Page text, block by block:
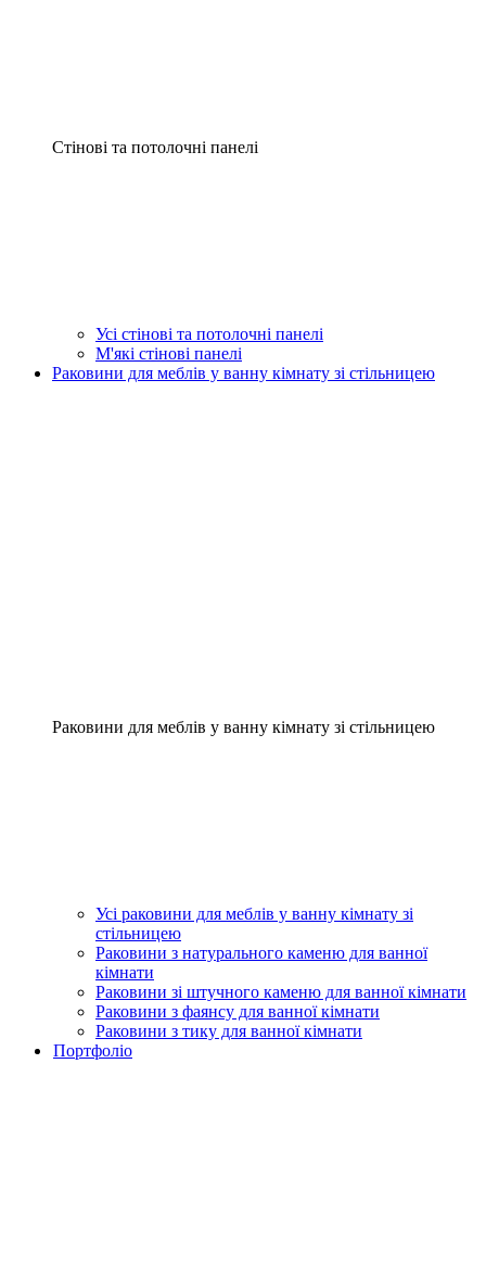
Стінові та потолочні панелі
Усі стінові та потолочні панелі
М'які стінові панелі
Раковини для меблів у ванну кімнату зі стільницею
Раковини для меблів у ванну кімнату зі стільницею
Усі раковини для меблів у ванну кімнату зі
стільницею
Раковини з натурального каменю для ванної
кімнати
Раковини зі штучного каменю для ванної кімнати
Раковини з фаянсу для ванної кімнати
Раковини з тику для ванної кімнати
Портфоліо